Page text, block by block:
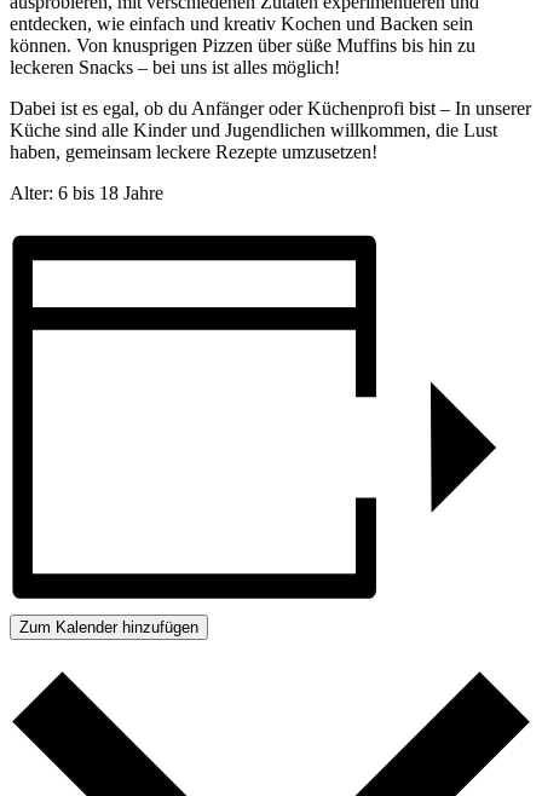
entdecken, wie einfach und kreativ Kochen und Backen sein
können. Von knusprigen Pizzen über süße Muffins bis hin zu
leckeren Snacks – bei uns ist alles möglich!
Dabei ist es egal, ob du Anfänger oder Küchenprofi bist – In unserer
Küche sind alle Kinder und Jugendlichen willkommen, die Lust
haben, gemeinsam leckere Rezepte umzusetzen!
Alter: 6 bis 18 Jahre
Zum Kalender hinzufügen